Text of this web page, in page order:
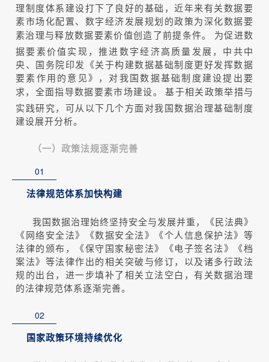
理制度体系建设打下了良好的基础，近年来有关数据要
素市场化配置、数字经济发展规划的政策为深化数据要
素治理与释放数据要素价值创造了前提条件。
为促进数
据要素价值实现，推进数字经济高质量发展，中共中
央、国务院印发《关于构建数据基础制度更好发挥数据
要素作用的意见》，对我国数据基础制度建设提出要
求，全面指导数据要素市场建设。
基于相关政策举措与
实践研究，可从以下几个方面对我国数据治理基础制度
建设展开分析。
（一）政策法规逐渐完善
01
法律规范体系加快构建
我国数据治理始终坚持安全与发展并重，《民法典》
《网络安全法》《数据安全法》《个人信息保护法》等
法律的颁布，《保守国家秘密法》《电子签名法》《档
案法》等法律作出的相关突破与修订，以及诸多行政法
规的出台，进一步填补了相关立法空白，有关数据治理
的法律规范体系逐渐完善。
02
国家政策环境持续优化